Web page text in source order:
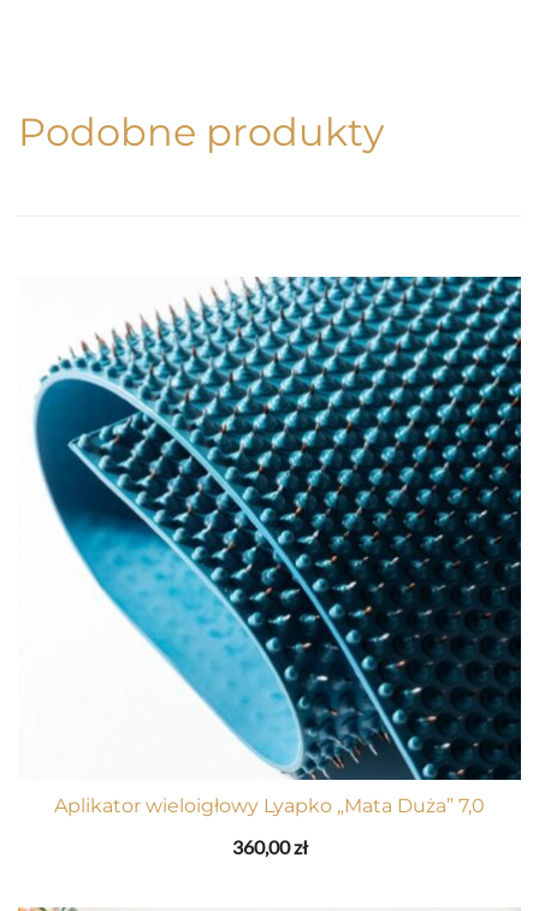
Podobne produkty
Aplikator wieloigłowy Lyapko „Mata Duża” 7,0
360,00zł